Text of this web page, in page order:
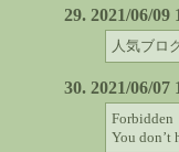
2021/06/09
人気ブロ
2021/06/07
Forbidden
You don’t